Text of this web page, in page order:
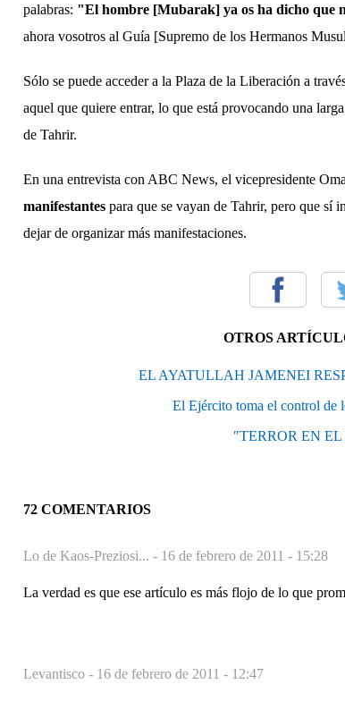
palabras: "El hombre [Mubarak] ya os ha dicho que
ahora vosotros al Guía [Supremo de los Hermanos
Sólo se puede acceder a la Plaza de la Liberación a
aquel que quiere entrar, lo que está provocando una
de Tahrir.
En una entrevista con ABC News, el vicepresidente
manifestantes para que se vayan de Tahrir, pero que sí
dejar de organizar más manifestaciones.
OTROS
EL AYATULLAH JAMENEI
El Ejército toma el control de
"TERROR EN
72 COMENTARIOS
Lo de Kaos-Preziosi... - 16 de febrero de 2011 - 15:28
La verdad es que ese artículo es más flojo de lo que
Levantisco - 16 de febrero de 2011 - 12:47